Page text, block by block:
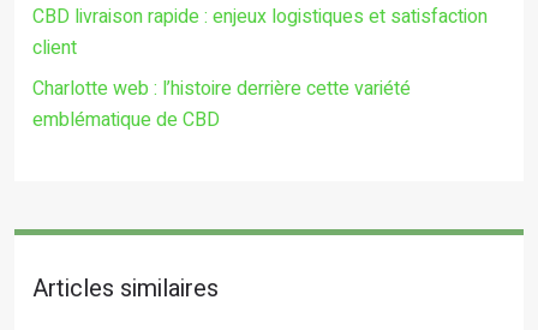
CBD livraison rapide : enjeux logistiques et satisfaction
client
Charlotte web : l’histoire derrière cette variété
emblématique de CBD
Articles similaires